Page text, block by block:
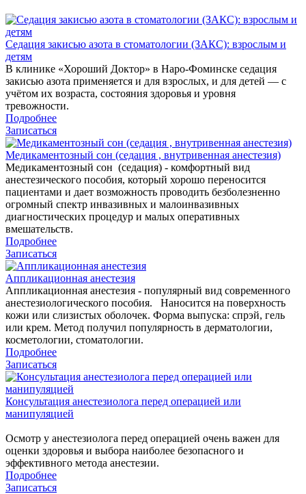
Седация закисью азота в стоматологии (ЗАКС): взрослым и
детям
В клинике «Хороший Доктор» в Наро-Фоминске седация
закисью азота применяется и для взрослых, и для детей — с
учётом их возраста, состояния здоровья и уровня
тревожности.
Подробнее
Записаться
Медикаментозный сон (седация , внутривенная анестезия)
Медикаментозный сон (седация) - комфортный вид
анестезического пособия, который хорошо переносится
пациентами и дает возможность проводить безболезненно
огромный спектр инвазивных и малоинвазивных
диагностических процедур и малых оперативных
вмешательств.
Подробнее
Записаться
Аппликационная анестезия
Аппликационная анестезия - популярный вид современного
анестезиологического пособия. Наносится на поверхность
кожи или слизистых оболочек. Форма выпуска: спрэй, гель
или крем. Метод получил популярность в дерматологии,
косметологии, стоматологии.
Подробнее
Записаться
Консультация анестезиолога перед операцией или
манипуляцией
Осмотр у анестезиолога перед операцией очень важен для
оценки здоровья и выбора наиболее безопасного и
эффективного метода анестезии.
Подробнее
Записаться